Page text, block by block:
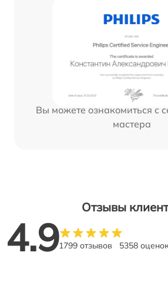
Вы можете ознакомиться с
мастера
Отзывы
4.91799 отзывов 5358